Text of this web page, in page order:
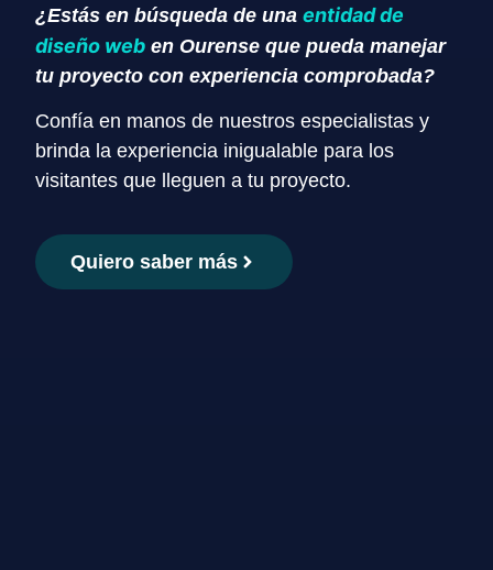
¿Estás en búsqueda de unaentidad de
diseño web en Ourense que pueda manejar
tu proyecto con experiencia comprobada?
Confía en manos de nuestros especialistas y
brinda la experiencia inigualable para los
visitantes que lleguen a tu proyecto.
Quiero saber más